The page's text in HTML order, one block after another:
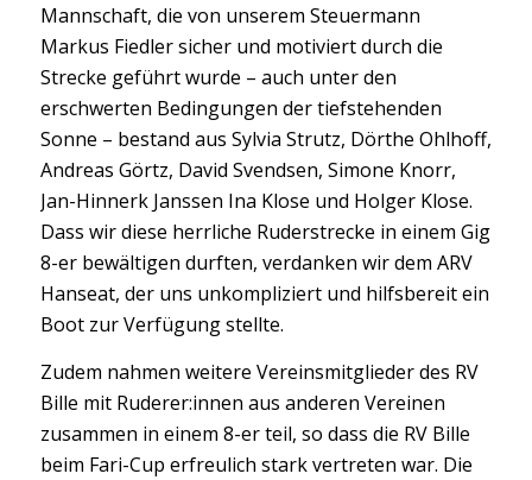
Mannschaft, die von unserem Steuermann
Markus Fiedler sicher und motiviert durch die
Strecke geführt wurde – auch unter den
erschwerten Bedingungen der tiefstehenden
Sonne – bestand aus Sylvia Strutz, Dörthe Ohlhoff,
Andreas Görtz, David Svendsen, Simone Knorr,
Jan-Hinnerk Janssen Ina Klose und Holger Klose.
Dass wir diese herrliche Ruderstrecke in einem Gig
8-er bewältigen durften, verdanken wir dem ARV
Hanseat, der uns unkompliziert und hilfsbereit ein
Boot zur Verfügung stellte.
Zudem nahmen weitere Vereinsmitglieder des RV
Bille mit Ruderer:innen aus anderen Vereinen
zusammen in einem 8-er teil, so dass die RV Bille
beim Fari-Cup erfreulich stark vertreten war. Die